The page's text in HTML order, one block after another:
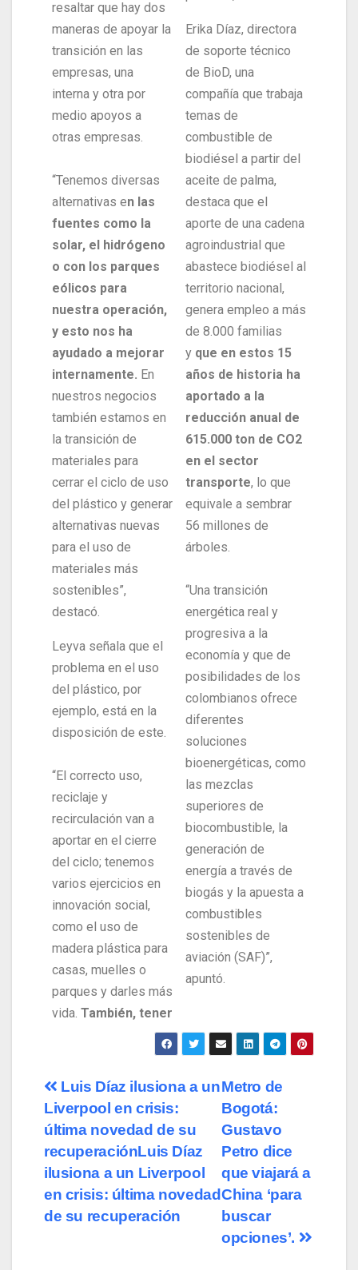
resaltar que hay dos
maneras de apoyar la
transición en las
empresas, una
interna y otra por
medio apoyos a
otras empresas.
“Tenemos diversas
alternativas en las
fuentes como la
solar, el hidrógeno
o con los parques
eólicos para
nuestra operación,
y esto nos ha
ayudado a mejorar
internamente. En
nuestros negocios
también estamos en
la transición de
materiales para
cerrar el ciclo de uso
del plástico y generar
alternativas nuevas
para el uso de
materiales más
sostenibles”,
destacó.
Leyva señala que el
problema en el uso
del plástico, por
ejemplo, está en la
disposición de este.
“El correcto uso,
reciclaje y
recirculación van a
aportar en el cierre
del ciclo; tenemos
varios ejercicios en
innovación social,
como el uso de
madera plástica para
casas, muelles o
parques y darles más
vida. También, tener
Erika Díaz, directora
de soporte técnico
de BioD, una
compañía que trabaja
temas de
combustible de
biodiésel a partir del
aceite de palma,
destaca que el
aporte de una cadena
agroindustrial que
abastece biodiésel al
territorio nacional,
genera empleo a más
de 8.000 familias
y que en estos 15
años de historia ha
aportado a la
reducción anual de
615.000 ton de CO2
en el sector
transporte, lo que
equivale a sembrar
56 millones de
árboles.
“Una transición
energética real y
progresiva a la
economía y que de
posibilidades de los
colombianos ofrece
diferentes
soluciones
bioenergéticas, como
las mezclas
superiores de
biocombustible, la
generación de
energía a través de
biogás y la apuesta a
combustibles
sostenibles de
aviación (SAF)”,
apuntó.
Metro de
Bogotá:
Gustavo
Petro dice
que viajará a
China ‘para
buscar
opciones’.
Luis Díaz ilusiona a un
Liverpool en crisis:
última novedad de su
recuperaciónLuis Díaz
ilusiona a un Liverpool
en crisis: última novedad
de su recuperación